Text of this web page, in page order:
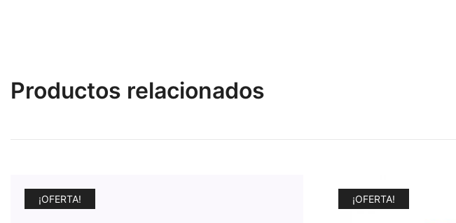
Productos relacionados
¡OFERTA! ¡OFERTA!